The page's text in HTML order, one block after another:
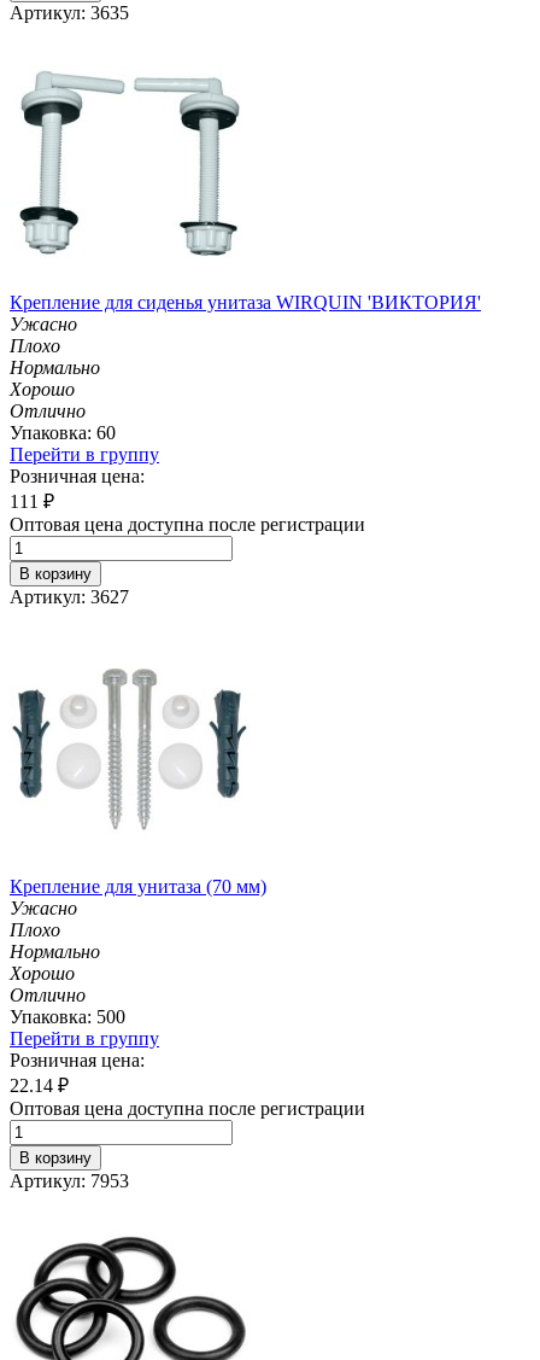
Артикул: 3635
Крепление для сиденья унитаза WIRQUIN 'ВИКТОРИЯ'
Ужасно
Плохо
Нормально
Хорошо
Отлично
Упаковка: 60
Перейти в группу
Розничная цена:
111 ₽
Оптовая цена доступна после регистрации
В корзину
Артикул: 3627
Крепление для унитаза (70 мм)
Ужасно
Плохо
Нормально
Хорошо
Отлично
Упаковка: 500
Перейти в группу
Розничная цена:
22.14 ₽
Оптовая цена доступна после регистрации
В корзину
Артикул: 7953